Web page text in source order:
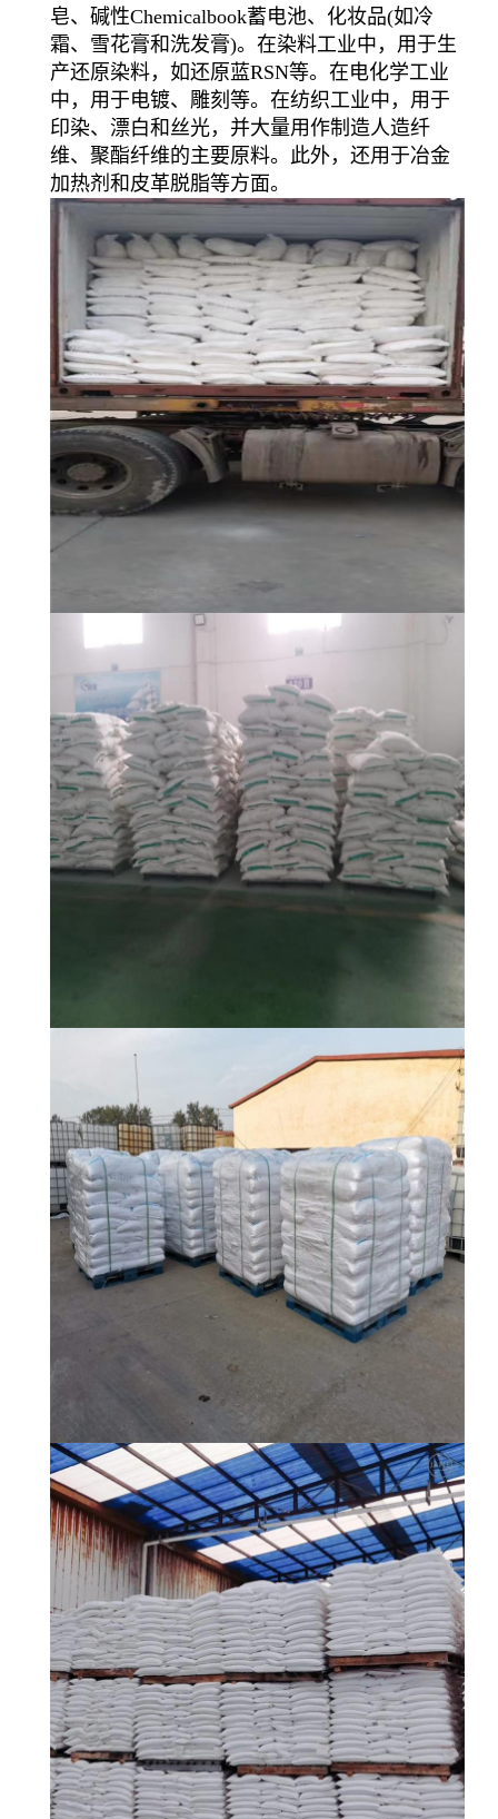
皂、碱性Chemicalbook蓄电池、化妆品(如冷
霜、雪花膏和洗发膏)。在染料工业中，用于生
产还原染料，如还原蓝RSN等。在电化学工业
中，用于电镀、雕刻等。在纺织工业中，用于
印染、漂白和丝光，并大量用作制造人造纤
维、聚酯纤维的主要原料。此外，还用于冶金
加热剂和皮革脱脂等方面。